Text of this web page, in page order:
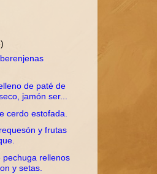
de paté de
jamón ser...
cerdo estofada.
y frutas
pechuga rellenos
y setas.